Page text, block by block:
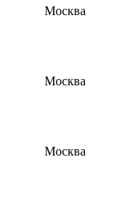
Москва
Москва
Москва